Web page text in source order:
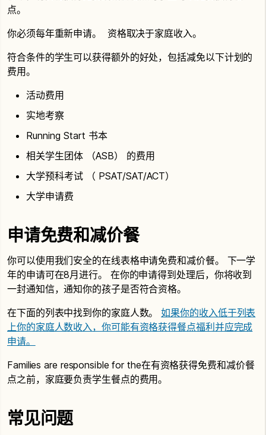
点。
你必须每年重新申请。 资格取决于家庭收入。
符合条件的学生可以获得额外的好处，包括减免以下计划的
费用。
活动费用
实地考察
Running Start 书本
相关学生团体 （ASB） 的费用
大学预科考试 （ PSAT/SAT/ACT）
大学申请费
申请免费和减价餐
你可以使用我们安全的在线表格申请免费和减价餐。 下一学
年的申请可在8月进行。 在你的申请得到处理后，你将收到
一封通知信，通知你的孩子是否符合资格。
在下面的列表中找到你的家庭人数。如果你的收入低于列表
上你的家庭人数收入，你可能有资格获得餐点福利并应完成
申请。
Families are responsible for the在有资格获得免费和减价餐
点之前，家庭要负责学生餐点的费用。
常见问题